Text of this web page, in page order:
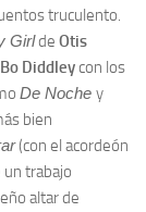
truculento.
Girlde Otis
Bo Diddleycon los
De Noche y
bien
(con el acordeón
un trabajo
altar de